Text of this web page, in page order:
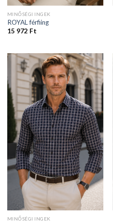
MINŐSÉGI INGEK
ROYAL férfiing
15 972 Ft
MINŐSÉGI INGEK